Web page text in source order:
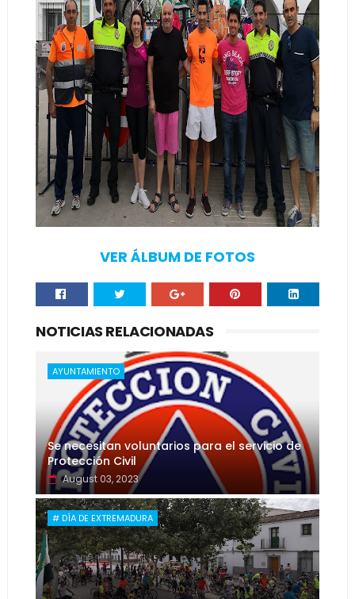
VER ÁLBUM DE FOTOS
NOTICIAS RELACIONADAS
AYUNTAMIENTO
Se necesitan voluntarios para el servicio de
Protección Civil
August 03, 2023
# DÍA DE EXTREMADURA